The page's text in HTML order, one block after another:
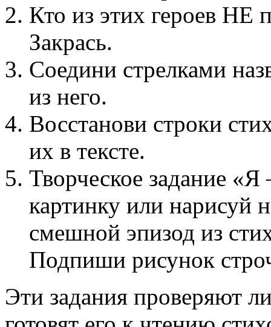
Кто из этих героев НЕ
Закрась.
Соедини стрелками
из него.
Восстанови строки
их в тексте.
Творческое задание «Я
картинку или нарисуй
смешной эпизод из
Подпиши рисунок
Эти задания проверяют